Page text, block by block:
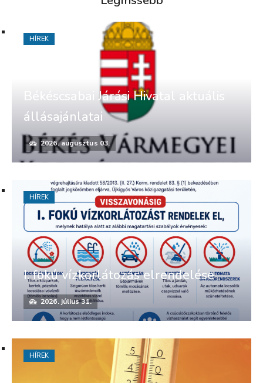
Békéscsabai Járási Hivatal aktuális
állásajánlatai
2026. augusztus 03.
HÍREK
I. fokú vízkorlátozás elrendelése
2026. július 31.
HÍREK
HÍREK